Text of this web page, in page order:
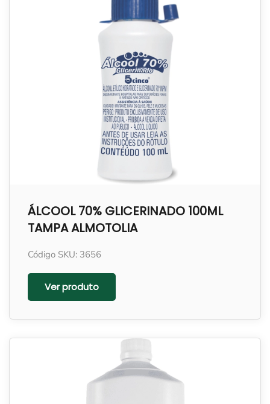
ÁLCOOL 70% GLICERINADO 100ML
TAMPA ALMOTOLIA
Código SKU: 3656
Ver produto